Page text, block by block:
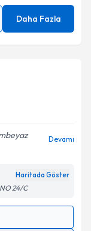
Daha Fazla
Devamı
Haritada Göster
24/C